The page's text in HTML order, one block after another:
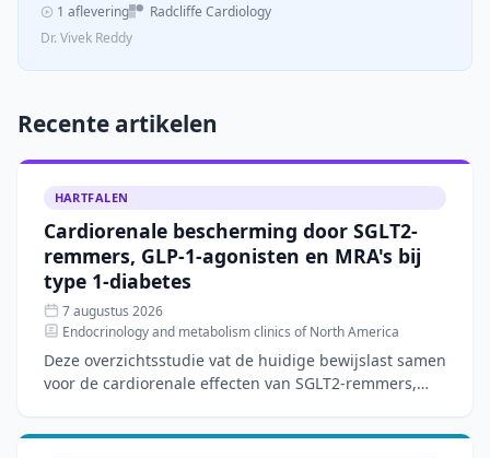
1 aflevering
Radcliffe Cardiology
Dr. Vivek Reddy
Recente artikelen
HARTFALEN
Cardiorenale bescherming door SGLT2-
remmers, GLP-1-agonisten en MRA's bij
type 1-diabetes
7 augustus 2026
Endocrinology and metabolism clinics of North America
Deze overzichtsstudie vat de huidige bewijslast samen
voor de cardiorenale effecten van SGLT2-remmers,
receptorantagoniste